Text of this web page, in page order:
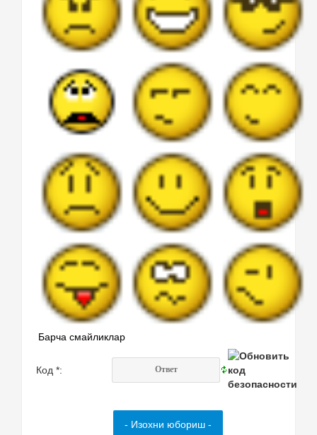
Барча смайликлар
Код *: